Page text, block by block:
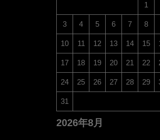
2026年8月
1
3 4 5 6 7 8
10 11 12 13 14 15
17 18 19 20 21 22
24 25 26 27 28 29
31